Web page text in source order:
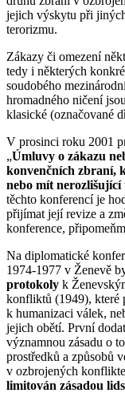
jejich výskytu při
terorizmu.
Zákazy či omezení
tedy i některých
soudobého
hromadného ničení
klasické (označované
V prosinci roku 2001
„Úmluvy o zákazu
konvenčních zbraní,
nebo mít nerozlišující
těchto konferencí je
přijímat její revize a
konference,
Na diplomatické
1974-1977 v Ženevě
protokoly k
konfliktů (1949), které
k humanizaci válek,
jejich obětí. První
významnou zásadu o
prostředků a způsobů
v ozbrojených
limitován zásadou